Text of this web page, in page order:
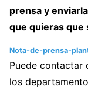
prensa y
que quieras que
Nota-de-prensa-
Puede contactar
los